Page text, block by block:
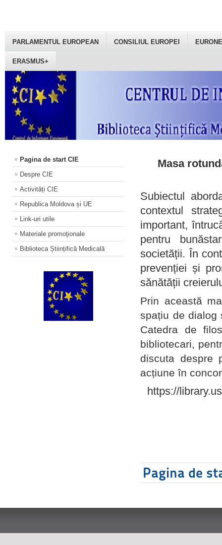
PARLAMENTUL EUROPEAN CONSILIUL EUROPEI
ERASMUS+
Pagina de start CIE
Despre CIE
Activități CIE
Republica Moldova și UE
Link-uri utile
Materiale promoţionale
Biblioteca Științifică Medicală
Masa
Subiectul
contextul
important,
pentru
societății. În
prevenției și
sănătății
Prin această
spațiu de dialog
Catedra de
bibliotecari,
discuta despre
acțiune în
https://
Pagina de